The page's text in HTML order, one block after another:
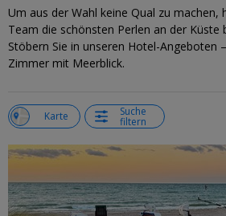
Um aus der Wahl keine Qual zu machen,
Team die schönsten Perlen an der Küste
Stöbern Sie in unseren Hotel-Angeboten
Zimmer mit Meerblick.
Karte Suche
filtern